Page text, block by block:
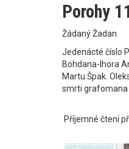
Porohy
Žádaný Žadan
Jedenácté číslo
Bohdana-Ihora
Martu Špak.
smrti
Příjemné čtení